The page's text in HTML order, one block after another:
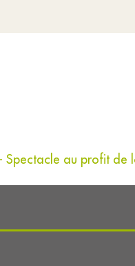
Spectacle au profit de